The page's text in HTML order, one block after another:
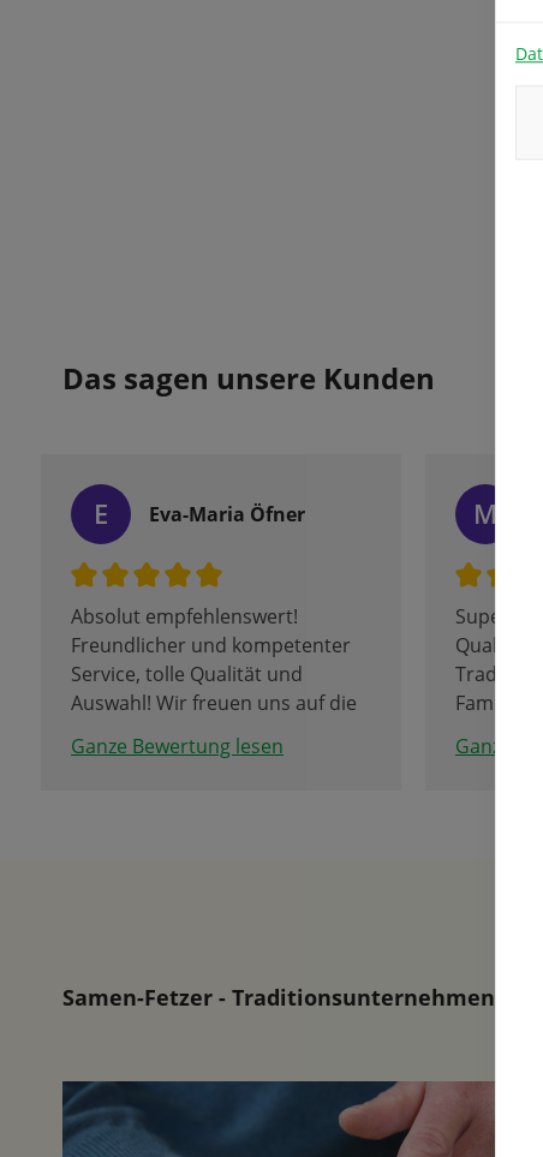
Das sagen unsere Kunden
E Eva-Maria Öfner
Absolut empfehlenswert!
Freundlicher und kompetenter
Service, tolle Qualität und
Auswahl! Wir freuen uns auf die
Ganze Bewertung lesen
M
Super
Qualität
Traditions-
Ganze
Samen-Fetzer - Traditionsunternehmen in